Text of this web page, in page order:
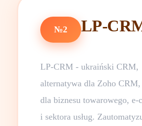
№2 LP-
LP-CRM - ukraiński CRM,
alternatywa dla Zoho
dla biznesu towarowego, e-
i sektora usług.